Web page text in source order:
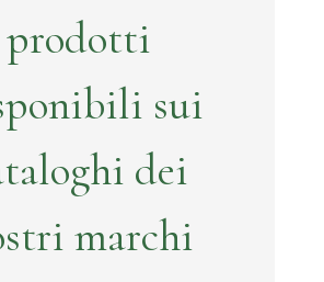
prodotti
sui
dei
marchi